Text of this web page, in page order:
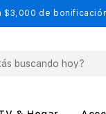
$3,000 de